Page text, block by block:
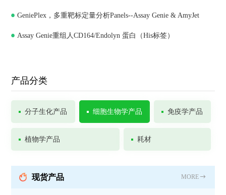
GeniePlex，多重靶标定量分析Panels--Assay Genie & AmyJet
Assay Genie重组人CD164/Endolyn 蛋白（His标签）
产品分类
分子生化产品 细胞生物学产品 免疫学产品
植物学产品 耗材
现货产品 MORE